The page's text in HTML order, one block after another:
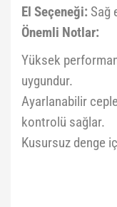
El Seçeneği: Sağ
Önemli Notlar:
Yüksek
uygundur.
Ayarlanabilir
kontrolü sağlar.
Kusursuz denge